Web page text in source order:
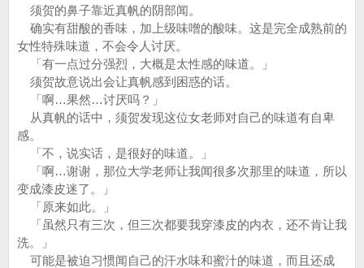
须贺的鼻子靠近真帆的阴部闻。
确实有甜酸的香味，加上级味噌的酸味。这是完全成熟前的
女性特殊味道，不会令人讨厌。
「有一点过分强烈，大概是太性感的味道。」
须贺故意说出会让真帆感到困惑的话。
「啊…果然…讨厌吗？」
从真帆的话中，须贺发现这位女老师对自己的味道有自卑
感。
「不，说实话，是很好的味道。」
「啊…谢谢，那位大学老师让我闻很多次那里的味道，所以
变成漆皮迷了。」
「原来如此。」
「虽然只有三次，但三次都要我穿漆皮的内衣，还不肯让我
洗。」
可能是被迫习惯闻自己的汗水味和蜜汁的味道，而且还成